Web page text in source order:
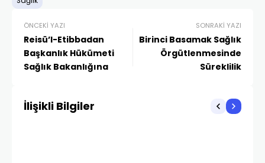
ÖNCEKI YAZI
Reisü’l-Etibbadan
Başkanlık Hükümeti
Sağlık Bakanlığına
SONRAKI YAZI
Birinci Basamak Sağlık
Örgütlenmesinde
Süreklilik
İlişikli Bilgiler